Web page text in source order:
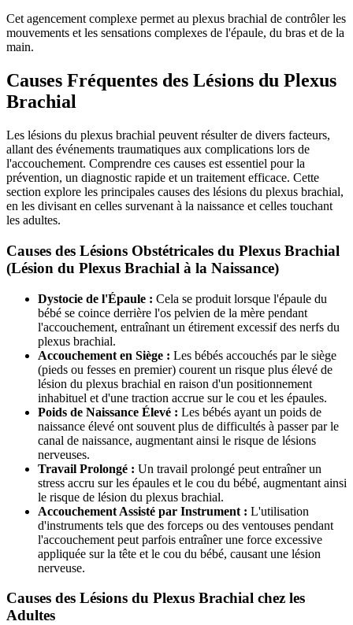
Cet agencement complexe permet au plexus brachial de contrôler les
mouvements et les sensations complexes de l'épaule, du bras et de la
main.
Causes Fréquentes des Lésions du Plexus
Brachial
Les lésions du plexus brachial peuvent résulter de divers facteurs,
allant des événements traumatiques aux complications lors de
l'accouchement. Comprendre ces causes est essentiel pour la
prévention, un diagnostic rapide et un traitement efficace. Cette
section explore les principales causes des lésions du plexus brachial,
en les divisant en celles survenant à la naissance et celles touchant
les adultes.
Causes des Lésions Obstétricales du Plexus Brachial
(Lésion du Plexus Brachial à la Naissance)
Dystocie de l'Épaule : Cela se produit lorsque l'épaule du
bébé se coince derrière l'os pelvien de la mère pendant
l'accouchement, entraînant un étirement excessif des nerfs du
plexus brachial.
Accouchement en Siège : Les bébés accouchés par le siège
(pieds ou fesses en premier) courent un risque plus élevé de
lésion du plexus brachial en raison d'un positionnement
inhabituel et d'une traction accrue sur le cou et les épaules.
Poids de Naissance Élevé : Les bébés ayant un poids de
naissance élevé ont souvent plus de difficultés à passer par le
canal de naissance, augmentant ainsi le risque de lésions
nerveuses.
Travail Prolongé : Un travail prolongé peut entraîner un
stress accru sur les épaules et le cou du bébé, augmentant ainsi
le risque de lésion du plexus brachial.
Accouchement Assisté par Instrument : L'utilisation
d'instruments tels que des forceps ou des ventouses pendant
l'accouchement peut parfois entraîner une force excessive
appliquée sur la tête et le cou du bébé, causant une lésion
nerveuse.
Causes des Lésions du Plexus Brachial chez les
Adultes